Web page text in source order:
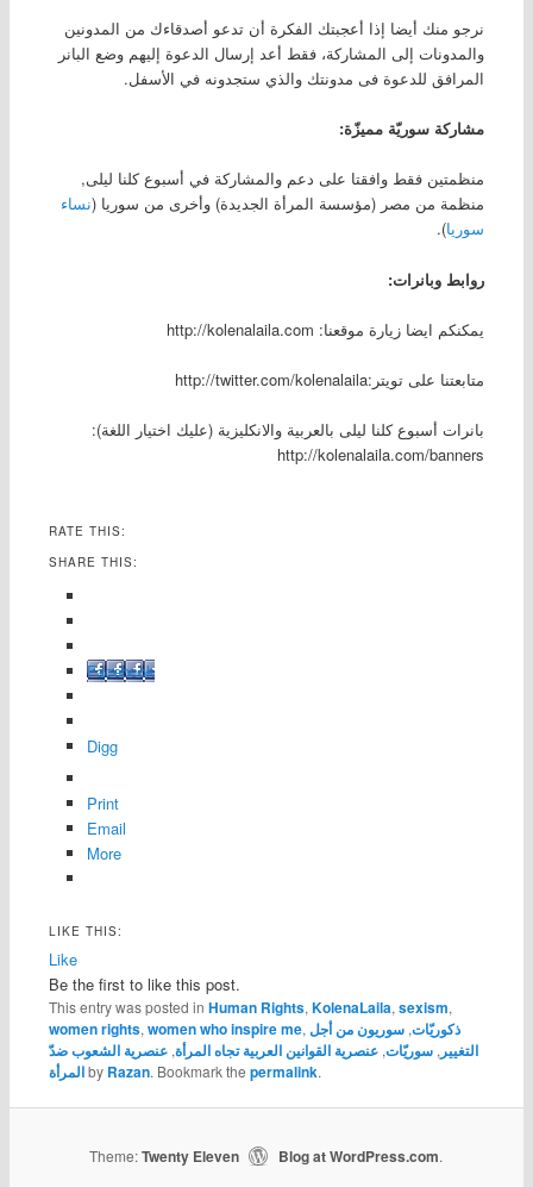
نرجو منك أيضا إذا أعجبتك الفكرة أن تدعو أصدقاءك من المدونين
والمدونات إلى المشاركة، فقط أعد إرسال الدعوة إليهم وضع البانر
المرافق للدعوة فى مدونتك والذي ستجدونه في الأسفل.
مشاركة سوريّة مميزّة:
منظمتين فقط وافقتا على دعم والمشاركة في أسبوع كلنا ليلى,
منظمة من مصر (مؤسسة المرأة الجديدة) وأخرى من سوريا (نساء
سوريا).
روابط وبانرات:
يمكنكم ايضا زيارة موقعنا: http://kolenalaila.com
متابعتنا على تويتر:http://twitter.com/kolenalaila
بانرات أسبوع كلنا ليلى بالعربية والانكليزية (عليك اختيار اللغة):
http://kolenalaila.com/banners
RATE THIS:
SHARE THIS:
Facebook
Digg
Print
Email
More
LIKE THIS:
Like
Be the first to like this post.
This entry was posted in Human Rights, KolenaLaila, sexism,
women rights, women who inspire me, ذكوريّات,سوريون من أجل
التغيير,سوريّات,عنصرية القوانين العربية تجاه المرأة,عنصرية الشعوب ضدّ
المرأةby Razan. Bookmark the permalink.
Theme:Twenty Eleven |
Blog at WordPress.com.